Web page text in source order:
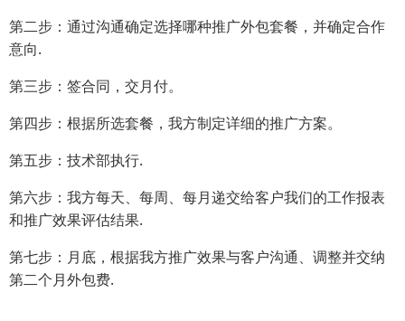
第二步：通过沟通确定选择哪种推广外包套餐，并确定合作
意向.
第三步：签合同，交月付。
第四步：根据所选套餐，我方制定详细的推广方案。
第五步：技术部执行.
第六步：我方每天、每周、每月递交给客户我们的工作报表
和推广效果评估结果.
第七步：月底，根据我方推广效果与客户沟通、调整并交纳
第二个月外包费.